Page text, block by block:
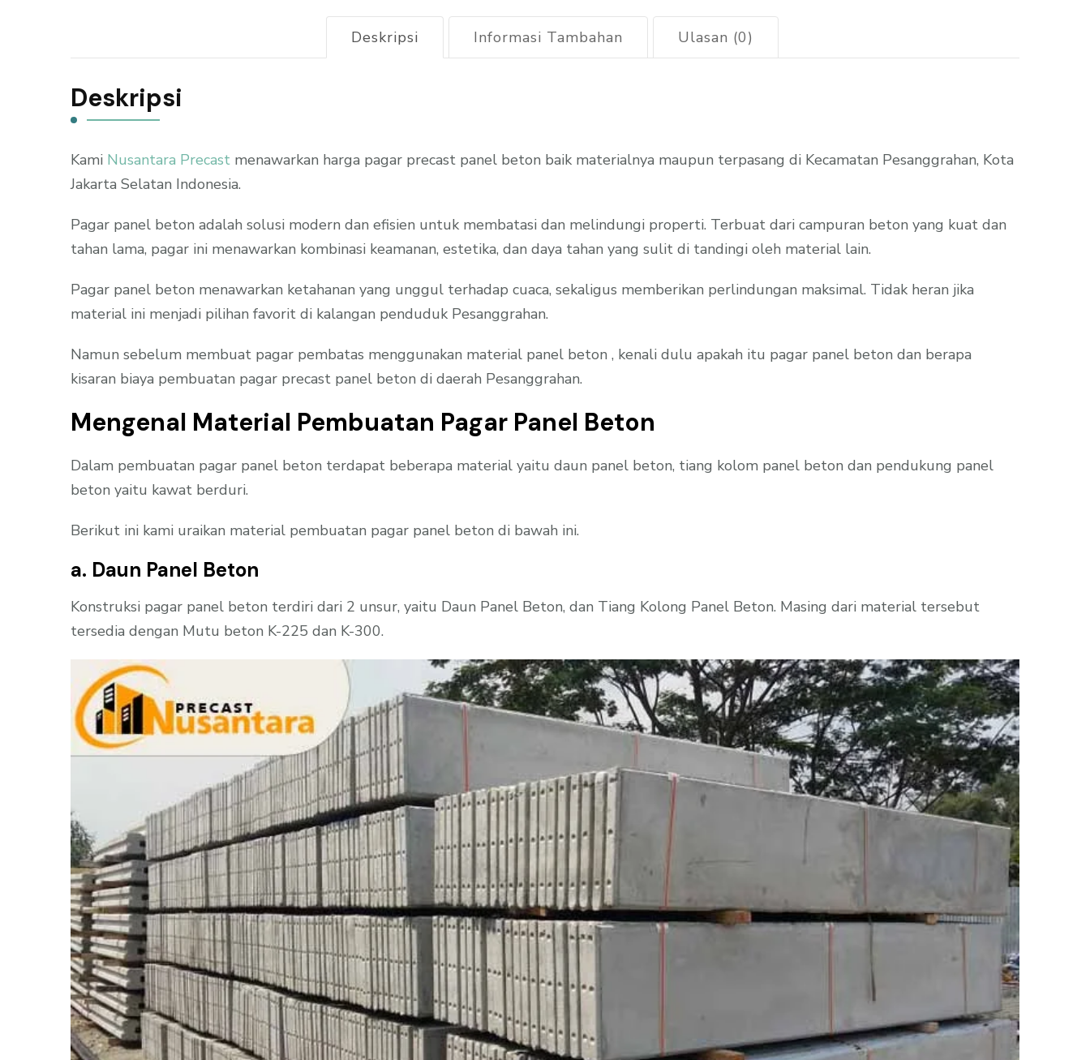
Deskripsi Informasi Tambahan Ulasan (0)
Deskripsi
Kami Nusantara Precast menawarkan harga pagar precast panel beton baik materialnya maupun terpasang di Kecamatan Pesanggrahan, Kota
Jakarta Selatan Indonesia.
Pagar panel beton adalah solusi modern dan efisien untuk membatasi dan melindungi properti. Terbuat dari campuran beton yang kuat dan
tahan lama, pagar ini menawarkan kombinasi keamanan, estetika, dan daya tahan yang sulit di tandingi oleh material lain.
Pagar panel beton menawarkan ketahanan yang unggul terhadap cuaca, sekaligus memberikan perlindungan maksimal. Tidak heran jika
material ini menjadi pilihan favorit di kalangan penduduk Pesanggrahan.
Namun sebelum membuat pagar pembatas menggunakan material panel beton , kenali dulu apakah itu pagar panel beton dan berapa
kisaran biaya pembuatan pagar precast panel beton di daerah Pesanggrahan.
Mengenal Material Pembuatan Pagar Panel Beton
Dalam pembuatan pagar panel beton terdapat beberapa material yaitu daun panel beton, tiang kolom panel beton dan pendukung panel
beton yaitu kawat berduri.
Berikut ini kami uraikan material pembuatan pagar panel beton di bawah ini.
a. Daun Panel Beton
Konstruksi pagar panel beton terdiri dari 2 unsur, yaitu Daun Panel Beton, dan Tiang Kolong Panel Beton. Masing dari material tersebut
tersedia dengan Mutu beton K-225 dan K-300.